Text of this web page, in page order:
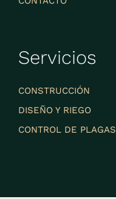
Servicios
CONSTRUCCIÓN
DISEÑO Y RIEGO
CONTROL DE PLAGAS